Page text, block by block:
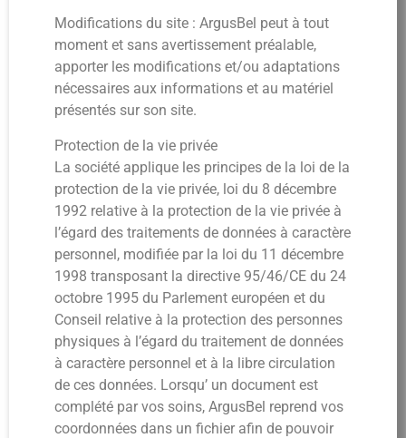
Modifications du site : ArgusBel peut à tout
moment et sans avertissement préalable,
apporter les modifications et/ou adaptations
nécessaires aux informations et au matériel
présentés sur son site.
Protection de la vie privée
La société applique les principes de la loi de la
protection de la vie privée, loi du 8 décembre
1992 relative à la protection de la vie privée à
l’égard des traitements de données à caractère
personnel, modifiée par la loi du 11 décembre
1998 transposant la directive 95/46/CE du 24
octobre 1995 du Parlement européen et du
Conseil relative à la protection des personnes
physiques à l’égard du traitement de données
à caractère personnel et à la libre circulation
de ces données. Lorsqu’ un document est
complété par vos soins, ArgusBel reprend vos
coordonnées dans un fichier afin de pouvoir